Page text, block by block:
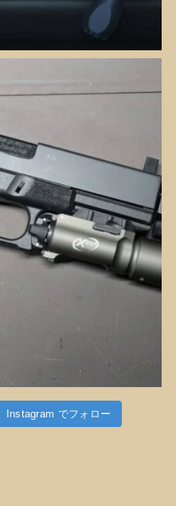
Instagram でフォロー